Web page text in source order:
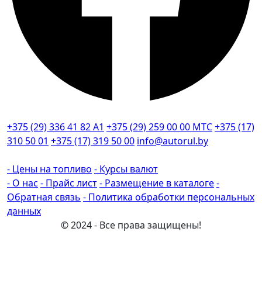
+375 (29) 336 41 82А1 +375 (29) 259 00 00 МТС+375 (17)
310 50 01 +375 (17) 319 50 00 info@autorul.by
- Цены на топливо - Курсы валют
- О нас - Прайс лист- Размещение в каталоге-
Обратная связь - Политика обработки персональных
данных
© 2024 - Все права защищены!